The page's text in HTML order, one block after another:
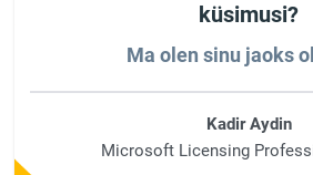
küsimusi?
Ma olen sinu jaoks
Kadir Aydin
Microsoft Licensing